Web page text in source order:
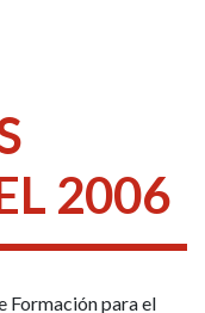
2006
Formación para el